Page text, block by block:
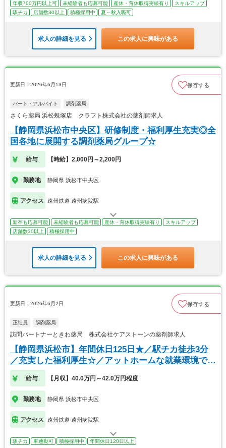
年収700万円以上可 未経験者も応募可能 産休・育休取得実績有り
スキルアップ
駅チカ
店舗数30以上 積極採用中 夏～秋入職可
求人の詳細を見る この求人に興味がある
更新日：2026年6月13日 保存する
パート・アルバイト 調剤薬局
さくら薬局 浜松蜆塚店 クラフト株式会社の薬剤師求人
【静岡県浜松市中央区】研修制度・福利厚生充実◎全
国各地に展開する調剤薬局グループ☆
給与 【時給】2,000円～2,200円
勤務地 静岡県 浜松市中央区
アクセス 遠州鉄道 遠州病院駅
新卒も応募可能 未経験者も応募可能 産休・育休取得実績有り
スキルアップ
店舗数30以上
積極採用中
求人の詳細を見る この求人に興味がある
更新日：2026年6月2日 保存する
正社員 調剤薬局
訪問パートナーときわ薬局 株式会社ケアストーンの薬剤師求人
【静岡県浜松市】年間休日125日★／駅チカ徒歩3分
／充実した福利厚生☆／アットホームな就業環境で
す！
給与 【月収】40.0万円～42.0万円程度
勤務地 静岡県 浜松市中央区
アクセス 遠州鉄道 遠州病院駅
駅チカ 車通勤可 積極採用中 年間休日120日以上